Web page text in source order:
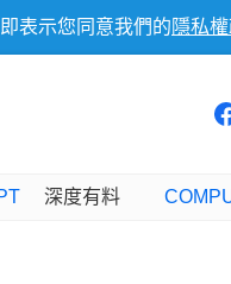
表示您同意我們的 隱私
深度有料